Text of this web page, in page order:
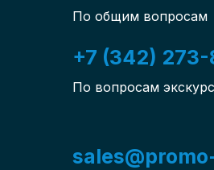
По общим вопросам
+7 (342)
По вопросам